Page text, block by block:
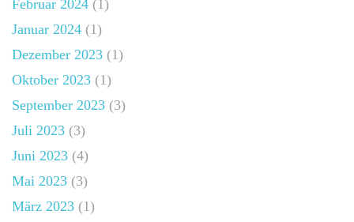
Februar 2024 (1)
Januar 2024 (1)
Dezember 2023 (1)
Oktober 2023 (1)
September 2023 (3)
Juli 2023 (3)
Juni 2023 (4)
Mai 2023 (3)
März 2023 (1)